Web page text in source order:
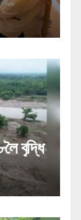
বৃদ্ধি